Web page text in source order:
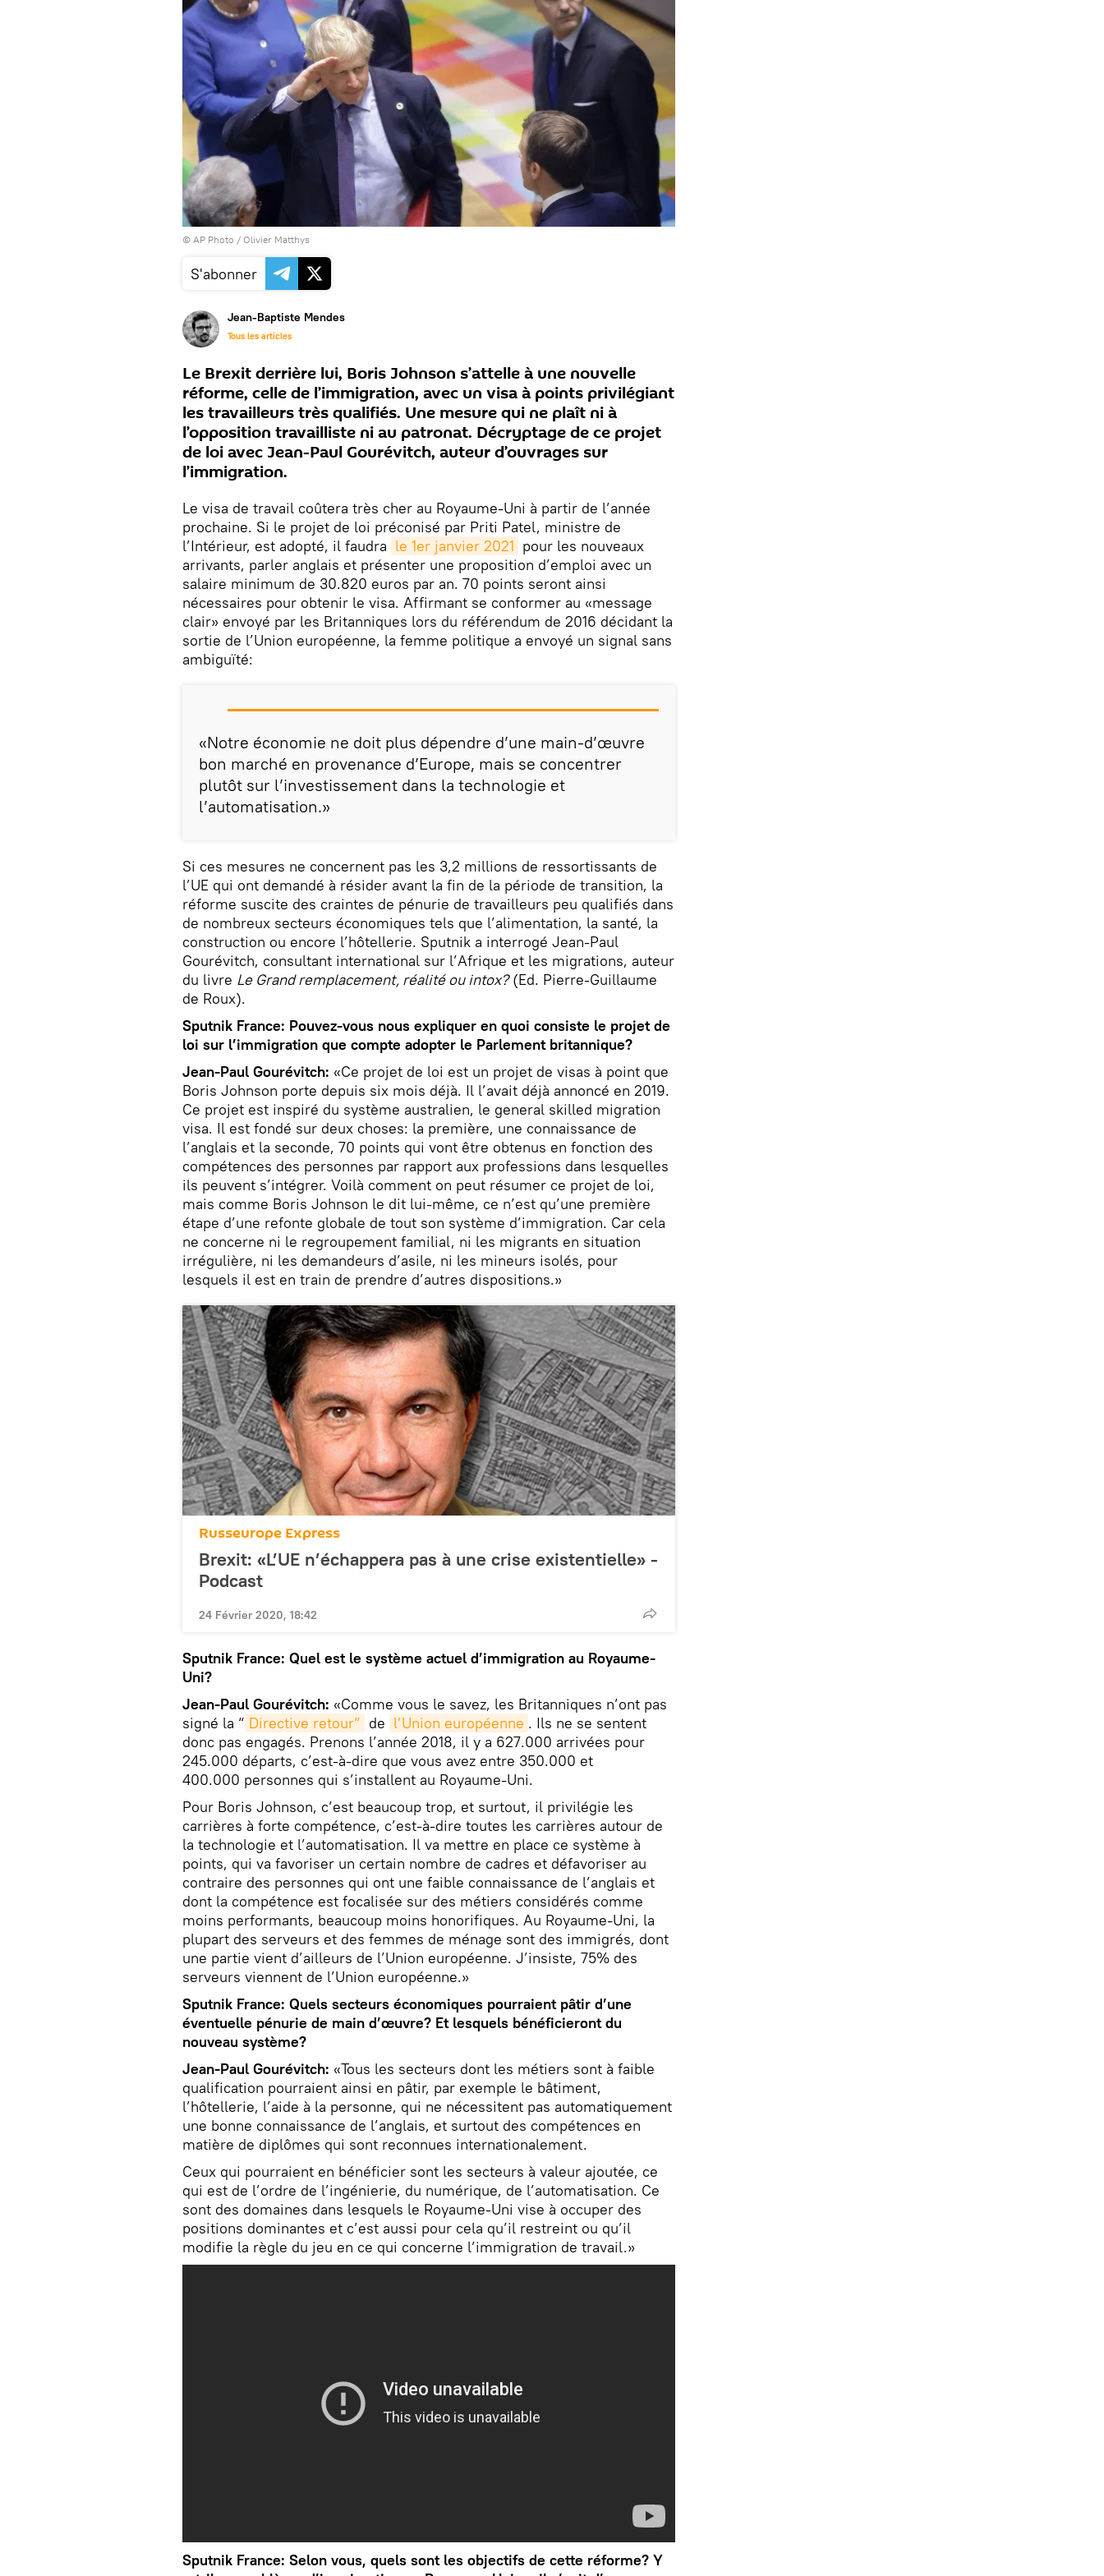
© AP Photo / Olivier Matthys
S'abonner
Jean-Baptiste Mendes
Tous les articles
Le Brexit derrière lui, Boris Johnson s’attelle à une nouvelle
réforme, celle de l’immigration, avec un visa à points privilégiant
les travailleurs très qualifiés. Une mesure qui ne plaît ni à
l’opposition travailliste ni au patronat. Décryptage de ce projet
de loi avec Jean-Paul Gourévitch, auteur d’ouvrages sur
l’immigration.
Le visa de travail coûtera très cher au Royaume-Uni à partir de l’année
prochaine. Si le projet de loi préconisé par Priti Patel, ministre de
l’Intérieur, est adopté, il faudra le 1er janvier 2021 pour les nouveaux
arrivants, parler anglais et présenter une proposition d’emploi avec un
salaire minimum de 30.820 euros par an. 70 points seront ainsi
nécessaires pour obtenir le visa. Affirmant se conformer au «message
clair» envoyé par les Britanniques lors du référendum de 2016 décidant la
sortie de l’Union européenne, la femme politique a envoyé un signal sans
ambiguïté:
«Notre économie ne doit plus dépendre d’une main-d’œuvre
bon marché en provenance d’Europe, mais se concentrer
plutôt sur l’investissement dans la technologie et
l’automatisation.»
Si ces mesures ne concernent pas les 3,2 millions de ressortissants de
l’UE qui ont demandé à résider avant la fin de la période de transition, la
réforme suscite des craintes de pénurie de travailleurs peu qualifiés dans
de nombreux secteurs économiques tels que l’alimentation, la santé, la
construction ou encore l’hôtellerie. Sputnik a interrogé Jean-Paul
Gourévitch, consultant international sur l’Afrique et les migrations, auteur
du livre Le Grand remplacement, réalité ou intox?(Ed. Pierre-Guillaume
de Roux).
Sputnik France: Pouvez-vous nous expliquer en quoi consiste le projet de
loi sur l’immigration que compte adopter le Parlement britannique?
Jean-Paul Gourévitch: «Ce projet de loi est un projet de visas à point que
Boris Johnson porte depuis six mois déjà. Il l’avait déjà annoncé en 2019.
Ce projet est inspiré du système australien, le general skilled migration
visa. Il est fondé sur deux choses: la première, une connaissance de
l’anglais et la seconde, 70 points qui vont être obtenus en fonction des
compétences des personnes par rapport aux professions dans lesquelles
ils peuvent s’intégrer. Voilà comment on peut résumer ce projet de loi,
mais comme Boris Johnson le dit lui-même, ce n’est qu’une première
étape d’une refonte globale de tout son système d’immigration. Car cela
ne concerne ni le regroupement familial, ni les migrants en situation
irrégulière, ni les demandeurs d’asile, ni les mineurs isolés, pour
lesquels il est en train de prendre d’autres dispositions.»
Russeurope Express
Brexit: «L’UE n’échappera pas à une crise existentielle» -
Podcast
24 Février 2020, 18:42
Sputnik France: Quel est le système actuel d’immigration au Royaume-
Uni?
Jean-Paul Gourévitch: «Comme vous le savez, les Britanniques n’ont pas
signé la “ Directive retour” de l’Union européenne . Ils ne se sentent
donc pas engagés. Prenons l’année 2018, il y a 627.000 arrivées pour
245.000 départs, c’est-à-dire que vous avez entre 350.000 et
400.000 personnes qui s’installent au Royaume-Uni.
Pour Boris Johnson, c’est beaucoup trop, et surtout, il privilégie les
carrières à forte compétence, c’est-à-dire toutes les carrières autour de
la technologie et l’automatisation. Il va mettre en place ce système à
points, qui va favoriser un certain nombre de cadres et défavoriser au
contraire des personnes qui ont une faible connaissance de l’anglais et
dont la compétence est focalisée sur des métiers considérés comme
moins performants, beaucoup moins honorifiques. Au Royaume-Uni, la
plupart des serveurs et des femmes de ménage sont des immigrés, dont
une partie vient d’ailleurs de l’Union européenne. J’insiste, 75% des
serveurs viennent de l’Union européenne.»
Sputnik France: Quels secteurs économiques pourraient pâtir d’une
éventuelle pénurie de main d’œuvre? Et lesquels bénéficieront du
nouveau système?
Jean-Paul Gourévitch: «Tous les secteurs dont les métiers sont à faible
qualification pourraient ainsi en pâtir, par exemple le bâtiment,
l’hôtellerie, l’aide à la personne, qui ne nécessitent pas automatiquement
une bonne connaissance de l’anglais, et surtout des compétences en
matière de diplômes qui sont reconnues internationalement.
Ceux qui pourraient en bénéficier sont les secteurs à valeur ajoutée, ce
qui est de l’ordre de l’ingénierie, du numérique, de l’automatisation. Ce
sont des domaines dans lesquels le Royaume-Uni vise à occuper des
positions dominantes et c’est aussi pour cela qu’il restreint ou qu’il
modifie la règle du jeu en ce qui concerne l’immigration de travail.»
Sputnik France: Selon vous, quels sont les objectifs de cette réforme? Y